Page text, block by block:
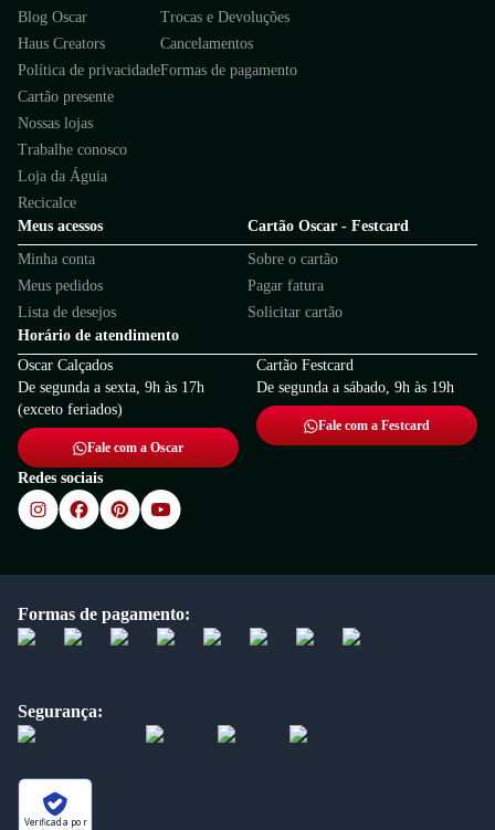
Blog Oscar
Haus Creators
Política de privacidade
Cartão presente
Nossas lojas
Trabalhe conosco
Loja da Águia
Recicalce
Trocas e Devoluções
Cancelamentos
Formas de pagamento
Meus acessos
Minha conta
Meus pedidos
Lista de desejos
Cartão Oscar - Festcard
Sobre o cartão
Pagar fatura
Solicitar cartão
Horário de atendimento
Oscar Calçados
De segunda a sexta, 9h às 17h
(exceto feriados)
Fale com a Oscar
Cartão Festcard
De segunda a sábado, 9h às 19h
Fale com a Festcard
Redes sociais
Formas de pagamento:
Segurança:
Verificada por